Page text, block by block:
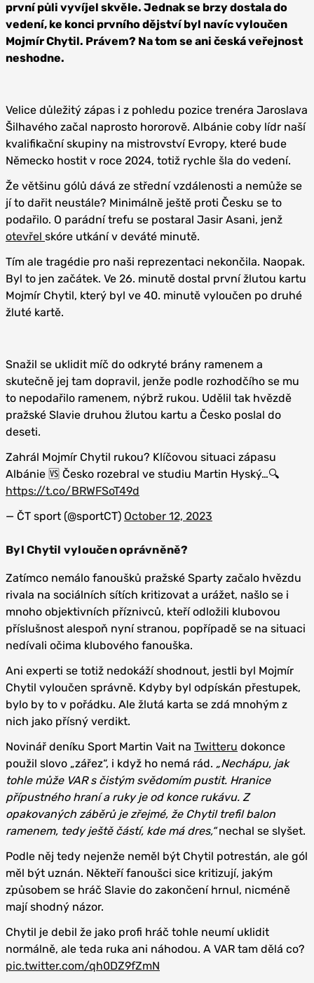
první půli vyvíjel skvěle. Jednak se brzy dostala do
vedení, ke konci prvního dějství byl navíc vyloučen
Mojmír Chytil. Právem? Na tom se ani česká veřejnost
neshodne.
Velice důležitý zápas i z pohledu pozice trenéra Jaroslava
Šilhavého začal naprosto hororově. Albánie coby lídr naší
kvalifikační skupiny na mistrovství Evropy, které bude
Německo hostit v roce 2024, totiž rychle šla do vedení.
Že většinu gólů dává ze střední vzdálenosti a nemůže se
jí to dařit neustále? Minimálně ještě proti Česku se to
podařilo. O parádní trefu se postaral Jasir Asani, jenž
otevřel skóre utkání v deváté minutě.
Tím ale tragédie pro naši reprezentaci nekončila. Naopak.
Byl to jen začátek. Ve 26. minutě dostal první žlutou kartu
Mojmír Chytil, který byl ve 40. minutě vyloučen po druhé
žluté kartě.
Snažil se uklidit míč do odkryté brány ramenem a
skutečně jej tam dopravil, jenže podle rozhodčího se mu
to nepodařilo ramenem, nýbrž rukou. Udělil tak hvězdě
pražské Slavie druhou žlutou kartu a Česko poslal do
deseti.
Zahrál Mojmír Chytil rukou? Klíčovou situaci zápasu
Albánie 🆚 Česko rozebral ve studiu Martin Hyský…🔍
https://t.co/BRWFSoT49d
— ČT sport (@sportCT) October 12, 2023
Byl Chytil vyloučen oprávněně?
Zatímco nemálo fanoušků pražské Sparty začalo hvězdu
rivala na sociálních sítích kritizovat a urážet, našlo se i
mnoho objektivních příznivců, kteří odložili klubovou
příslušnost alespoň nyní stranou, popřípadě se na situaci
nedívali očima klubového fanouška.
Ani experti se totiž nedokáží shodnout, jestli byl Mojmír
Chytil vyloučen správně. Kdyby byl odpískán přestupek,
bylo by to v pořádku. Ale žlutá karta se zdá mnohým z
nich jako přísný verdikt.
Novinář deníku Sport Martin Vait na Twitteru dokonce
použil slovo „zářez“, i když ho nemá rád. „Nechápu, jak
tohle může VAR s čistým svědomím pustit. Hranice
přípustného hraní a ruky je od konce rukávu. Z
opakovaných záběrů je zřejmé, že Chytil trefil balon
ramenem, tedy ještě částí, kde má dres,“nechal se slyšet.
Podle něj tedy nejenže neměl být Chytil potrestán, ale gól
měl být uznán. Někteří fanoušci sice kritizují, jakým
způsobem se hráč Slavie do zakončení hrnul, nicméně
mají shodný názor.
Chytil je debil že jako profi hráč tohle neumí uklidit
normálně, ale teda ruka ani náhodou. A VAR tam dělá co?
pic.twitter.com/qh0DZ9fZmN